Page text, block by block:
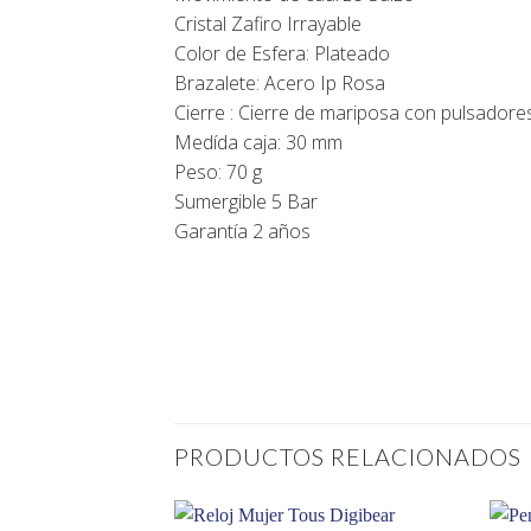
Cristal Zafiro Irrayable
Color de Esfera: Plateado
Brazalete: Acero Ip Rosa
Cierre : Cierre de mariposa con
Medída caja: 30 mm
Peso: 70 g
Sumergible 5 Bar
Garantía 2 años
PRODUCTOS RELACIONADOS